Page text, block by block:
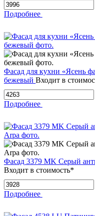
Подробнее
Фасад для кухни «Ясень
бежевый Входит в
Подробнее
Фасад 3379 MK Серый
Входит в стоимость*
Подробнее